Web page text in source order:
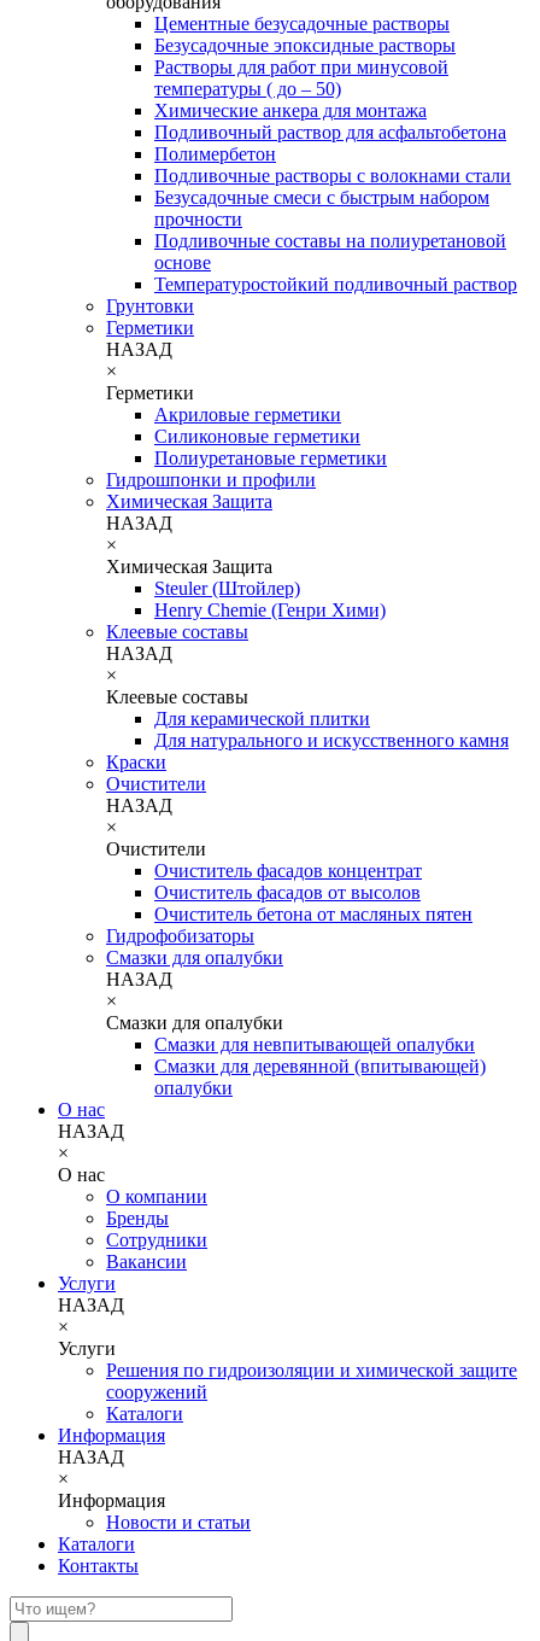
Цементные безусадочные растворы
Безусадочные эпоксидные растворы
Растворы для работ при минусовой
температуры ( до – 50)
Химические анкера для монтажа
Подливочный раствор для асфальтобетона
Полимербетон
Подливочные растворы с волокнами стали
Безусадочные смеси с быстрым набором
прочности
Подливочные составы на полиуретановой
основе
Температуростойкий подливочный раствор
Грунтовки
Герметики
НАЗАД
×
Герметики
Акриловые герметики
Силиконовые герметики
Полиуретановые герметики
Гидрошпонки и профили
Химическая Защита
НАЗАД
×
Химическая Защита
Steuler (Штойлер)
Henry Chemie (Генри Хими)
Клеевые составы
НАЗАД
×
Клеевые составы
Для керамической плитки
Для натурального и искусственного камня
Краски
Очистители
НАЗАД
×
Очистители
Очиститель фасадов концентрат
Очиститель фасадов от высолов
Очиститель бетона от масляных пятен
Гидрофобизаторы
Смазки для опалубки
НАЗАД
×
Смазки для опалубки
Смазки для невпитывающей опалубки
Смазки для деревянной (впитывающей)
опалубки
О нас
НАЗАД
×
О нас
О компании
Бренды
Сотрудники
Вакансии
Услуги
НАЗАД
×
Услуги
Решения по гидроизоляции и химической защите
сооружений
Каталоги
Информация
НАЗАД
×
Информация
Новости и статьи
Каталоги
Контакты